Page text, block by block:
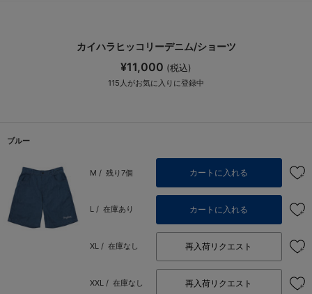
カイハラヒッコリーデニム/ショーツ
¥11,000 (税込)
115 人がお気に入りに登録中
ブルー
M / 残り7個 カートに入れる
L / 在庫あり カートに入れる
XL / 在庫なし 再入荷リクエスト
XXL / 在庫なし 再入荷リクエスト